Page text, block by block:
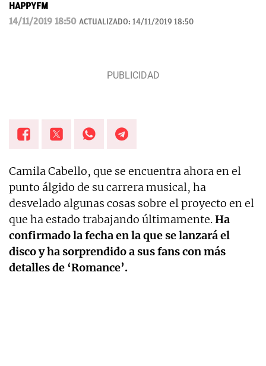
HAPPYFM
14/11/2019 18:50 ACTUALIZADO: 14/11/2019 18:50
Camila Cabello, que se encuentra ahora en el
punto álgido de su carrera musical, ha
desvelado algunas cosas sobre el proyecto en el
que ha estado trabajando últimamente.Ha
confirmado la fecha en la que se lanzará el
disco y ha sorprendido a sus fans con más
detalles de ‘Romance’.